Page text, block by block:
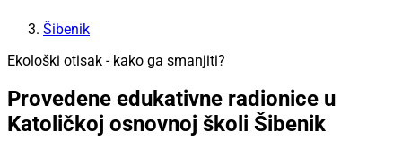
Šibenik
Ekološki otisak - kako ga smanjiti?
Provedene edukativne radionice u
Katoličkoj osnovnoj školi Šibenik